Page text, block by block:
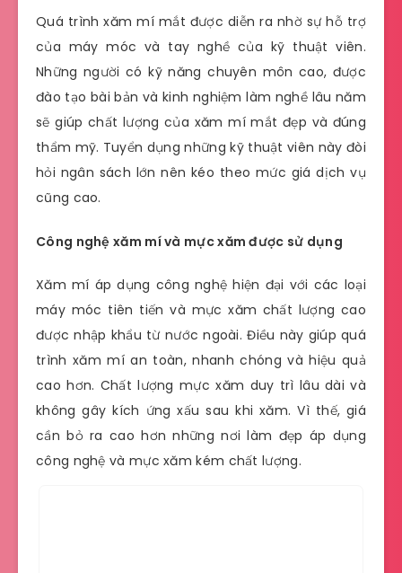
Quá trình xăm mí mắt được diễn ra nhờ sự hỗ trợ
của máy móc và tay nghề của kỹ thuật viên.
Những người có kỹ năng chuyên môn cao, được
đào tạo bài bản và kinh nghiệm làm nghề lâu năm
sẽ giúp chất lượng của xăm mí mắt đẹp và đúng
thẩm mỹ. Tuyển dụng những kỹ thuật viên này đòi
hỏi ngân sách lớn nên kéo theo mức giá dịch vụ
cũng cao.
Công nghệ xăm mí và mực xăm được sử dụng
Xăm mí áp dụng công nghệ hiện đại với các loại
máy móc tiên tiến và mực xăm chất lượng cao
được nhập khẩu từ nước ngoài. Điều này giúp quá
trình xăm mí an toàn, nhanh chóng và hiệu quả
cao hơn. Chất lượng mực xăm duy trì lâu dài và
không gây kích ứng xấu sau khi xăm. Vì thế, giá
cần bỏ ra cao hơn những nơi làm đẹp áp dụng
công nghệ và mực xăm kém chất lượng.